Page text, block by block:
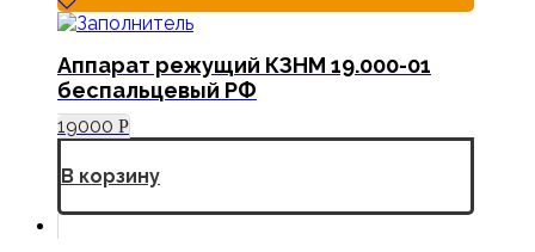
Аппарат режущий КЗНМ 19.000-01
беспальцевый РФ
19000 Р
В корзину